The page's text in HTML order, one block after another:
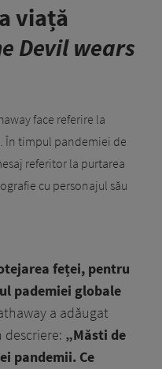
viață
Devil wears
face referire la
În timpul pandemiei de
referitor la purtarea
cu personajul său
feței, pentru
pademiei globale
a adăugat
descriere: „Măsti de
pandemii. Ce